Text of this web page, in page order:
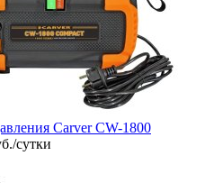
Carver CW-1800
сутки